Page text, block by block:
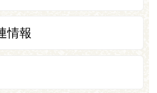
情報